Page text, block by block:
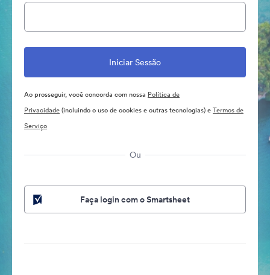
Ao prosseguir, você concorda com nossa Política de
Privacidade(incluindo o uso de cookies e outras tecnologias) eTermos de
Serviço
Ou
Faça login com o Smartsheet